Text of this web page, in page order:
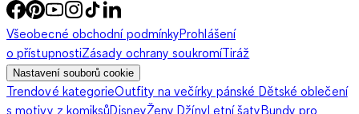
Všeobecné obchodní podmínkyProhlášení
o přístupnostiZásady ochrany soukromíTiráž
Nastavení souborů cookie
Trendové kategorieOutfity na večírky pánské Dětské oblečení
s motivy z komiksůDisneyŽeny DžínyLetní šatyBundy pro